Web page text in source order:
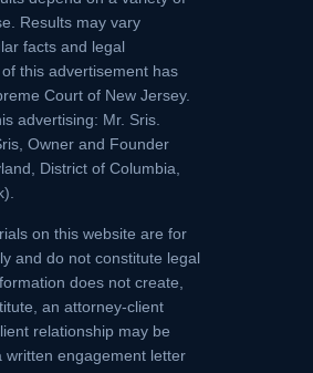
Results may vary
facts and legal
this advertisement has
Court of New Jersey.
advertising: Mr. Sris.
Owner and Founder
District of Columbia,
on this website are for
and do not constitute legal
does not create,
an attorney-client
relationship may be
written engagement letter